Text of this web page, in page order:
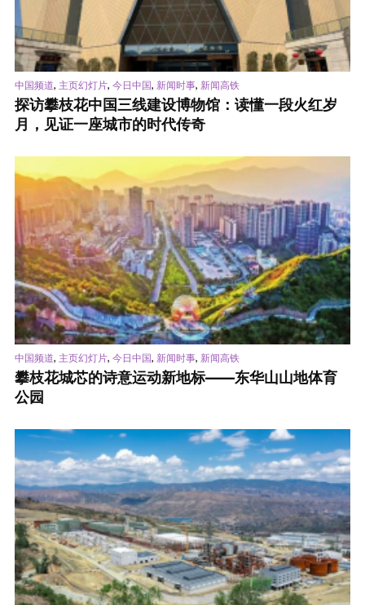
中国频道, 主页幻灯片, 今日中国, 新闻时事, 新闻高铁
探访攀枝花中国三线建设博物馆：读懂一段火红岁
月，见证一座城市的时代传奇
中国频道, 主页幻灯片, 今日中国, 新闻时事, 新闻高铁
攀枝花城芯的诗意运动新地标——东华山山地体育
公园